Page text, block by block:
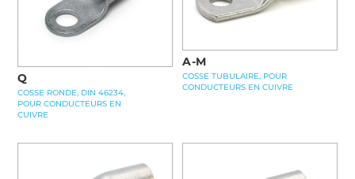
Q
COSSE RONDE, DIN 46234,
POUR CONDUCTEURS EN
CUIVRE
A-M
COSSE TUBULAIRE, POUR
CONDUCTEURS EN CUIVRE